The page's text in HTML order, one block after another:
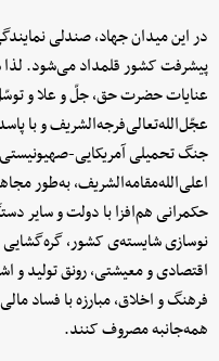
در این میدان جهاد، صندلی
پیشرفت کشور قلمداد می‌شود. لذا
عنایات حضرت حق، جلّ و علا و توسّل
عجّل‌ا‌لله‌تعالی‌فرجه‌الشریف و با
جنگ تحمیلی آمریکایی-
اعلی‌الله‌مقامه‌الشریف، به‌طور
حکمرانی هم‌افزا با دولت و سایر
نوسازی شایسته‌‌‌‌‌‌‌‌‌‌‌‌ی کشور،
اقتصادی و معیشتی، رونق تولید و
فرهنگ و اخلاق، مبارزه با فساد
همه‌جانبه مصروف کنند.